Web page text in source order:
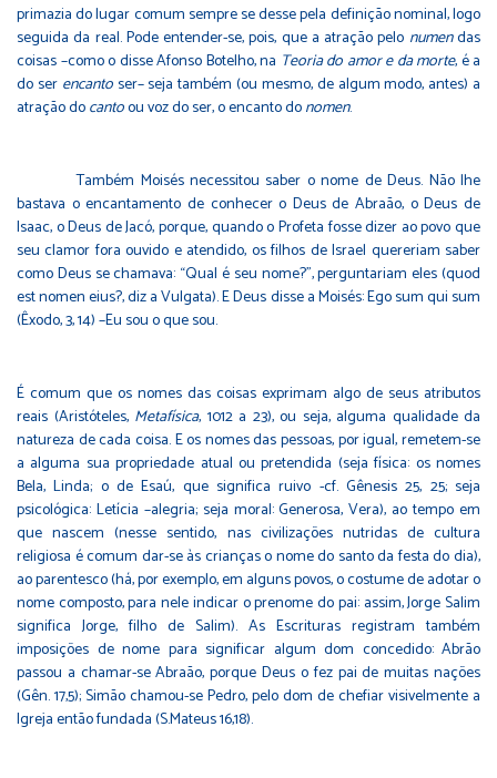
primazia do lugar comum sempre se desse pela definição nominal, logo
seguida da real. Pode entender-se, pois, que a atração pelo numendas
coisas –como o disse Afonso Botelho, na Teoria do amor e da morte, é a
do ser encantoser– seja também (ou mesmo, de algum modo, antes) a
atração docantoou voz do ser, o encanto donomen.
Também Moisés necessitou saber o nome de Deus. Não lhe
bastava o encantamento de conhecer o Deus de Abraão, o Deus de
Isaac, o Deus de Jacó, porque, quando o Profeta fosse dizer ao povo que
seu clamor fora ouvido e atendido, os filhos de Israel quereriam saber
como Deus se chamava: “Qual é seu nome?”, perguntariam eles (quod
est nomen eius?, diz a Vulgata). E Deus disse a Moisés: Ego sum qui sum
(Êxodo, 3, 14) –Eu sou o que sou.
É comum que os nomes das coisas exprimam algo de seus atributos
reais (Aristóteles, Metafísica, 1012 a 23), ou seja, alguma qualidade da
natureza de cada coisa. E os nomes das pessoas, por igual, remetem-se
a alguma sua propriedade atual ou pretendida (seja física: os nomes
Bela, Linda; o de Esaú, que significa ruivo -cf. Gênesis 25, 25; seja
psicológica: Letícia –alegria; seja moral: Generosa, Vera), ao tempo em
que nascem (nesse sentido, nas civilizações nutridas de cultura
religiosa é comum dar-se às crianças o nome do santo da festa do dia),
ao parentesco (há, por exemplo, em alguns povos, o costume de adotar o
nome composto, para nele indicar o prenome do pai: assim, Jorge Salim
significa Jorge, filho de Salim). As Escrituras registram também
imposições de nome para significar algum dom concedido: Abrão
passou a chamar-se Abraão, porque Deus o fez pai de muitas nações
(Gên. 17,5); Simão chamou-se Pedro, pelo dom de chefiar visivelmente a
Igreja então fundada (S.Mateus 16,18).